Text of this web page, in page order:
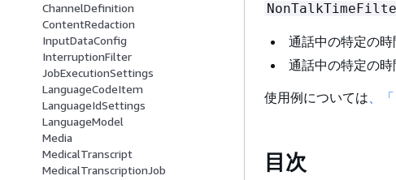
ChannelDefinition
ContentRedaction
InputDataConfig
InterruptionFilter
JobExecutionSettings
LanguageCodeItem
LanguageIdSettings
LanguageModel
Media
MedicalTranscript
MedicalTranscriptionJob
通話中の特定の
通話中の特定の
使用例については、
目次